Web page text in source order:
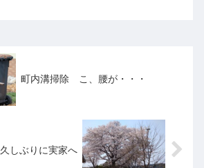
町内溝掃除 こ、腰が・・・
久しぶりに実家へ